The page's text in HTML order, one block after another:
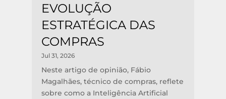
EVOLUÇÃO
ESTRATÉGICA DAS
COMPRAS
Jul 31, 2026
Neste artigo de opinião, Fábio
Magalhães, técnico de compras, reflete
sobre como a Inteligência Artificial